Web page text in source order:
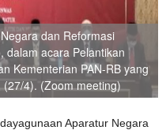
dan Reformasi
dalam acara Pelantikan
Kementerian PAN-RB yang
4). (Zoom meeting)
Aparatur Negara